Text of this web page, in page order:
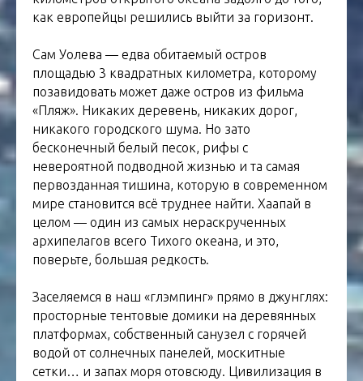
как европейцы решились выйти за горизонт.
Сам Уолева — едва обитаемый остров
площадью 3 квадратных километра, которому
позавидовать может даже остров из фильма
«Пляж». Никаких деревень, никаких дорог,
никакого городского шума. Но зато
бесконечный белый песок, рифы с
невероятной подводной жизнью и та самая
первозданная тишина, которую в современном
мире становится всё труднее найти. Хаапай в
целом — один из самых нераскрученных
архипелагов всего Тихого океана, и это,
поверьте, большая редкость.
Заселяемся в наш «глэмпинг» прямо в джунглях:
просторные тентовые домики на деревянных
платформах, собственный санузел с горячей
водой от солнечных панелей, москитные
сетки… и запах моря отовсюду. Цивилизация в